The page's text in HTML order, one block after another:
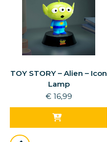
TOY STORY – Alien – Icon
Lamp
€ 16,99